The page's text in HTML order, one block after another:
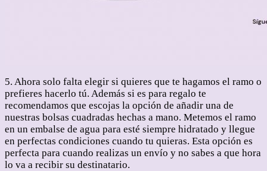
5. Ahora solo falta elegir si quieres que te hagamos el ramo o
prefieres hacerlo tú. Además si es para regalo te
recomendamos que escojas la opción de añadir una de
nuestras bolsas cuadradas hechas a mano. Metemos el ramo
en un embalse de agua para esté siempre hidratado y llegue
en perfectas condiciones cuando tu quieras. Esta opción es
perfecta para cuando realizas un envío y no sabes a que hora
lo va a recibir su destinatario.